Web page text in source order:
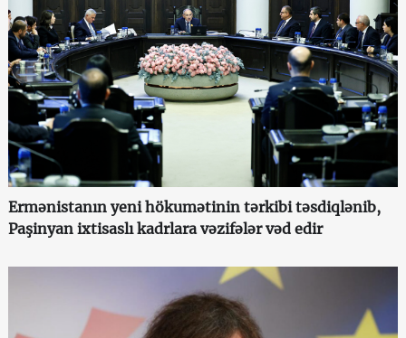
Ermənistanın yeni hökumətinin tərkibi təsdiqlənib,
Paşinyan ixtisaslı kadrlara vəzifələr vəd edir